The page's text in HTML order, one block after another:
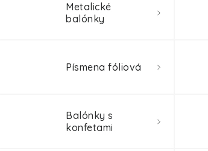
Metalické
balónky
Písmena fóliová
Balónky s
konfetami